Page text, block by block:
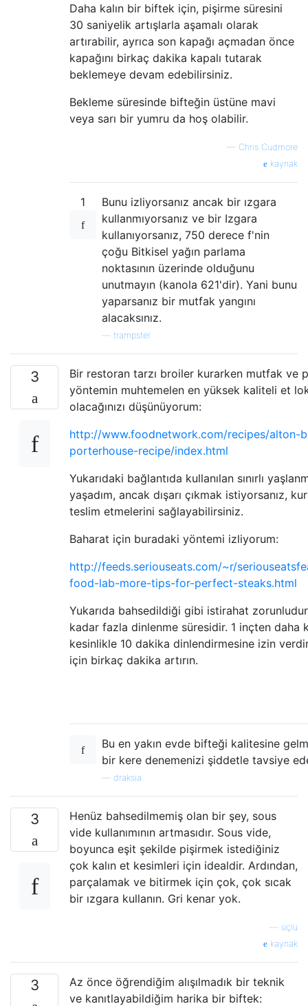
Daha kalın bir biftek için, pişirme süresini
30 saniyelik artışlarla aşamalı olarak
artırabilir, ayrıca son kapağı açmadan önce
kapağını birkaç dakika kapalı tutarak
beklemeye devam edebilirsiniz.
Bekleme süresinde bifteğin üstüne mavi
veya sarı bir yumru da hoş olabilir.
— Chris Cudmore
kaynak
1
Bunu izliyorsanız ancak bir ızgara
kullanmıyorsanız ve bir Izgara
kullanıyorsanız, 750 derece f'nin
çoğu Bitkisel yağın parlama
noktasının üzerinde olduğunu
unutmayın (kanola 621'dir). Yani bunu
yaparsanız bir mutfak yangını
alacaksınız.
trampster
3
Bir restoran tarzı broiler kurarken mutfak ve
yöntemin muhtemelen en yüksek kaliteli et
olacağınızı düşünüyorum:
http://www.foodnetwork.com/recipes/alton-
porterhouse-recipe/index.html
Yukarıdaki bağlantıda kullanılan sınırlı
yaşadım, ancak dışarı çıkmak istiyorsanız,
teslim etmelerini sağlayabilirsiniz.
Baharat için buradaki yöntemi izliyorum:
http://feeds.seriouseats.com/~r/
food-lab-more-tips-for-perfect-steaks.html
Yukarıda bahsedildiği gibi istirahat
kadar fazla dinlenme süresidir. 1 inçten daha
kesinlikle 10 dakika dinlendirmesine izin
için birkaç dakika artırın.
Bu en yakın evde bifteği kalitesine
bir kere denemenizi şiddetle tavsiye
draksia
3
Henüz bahsedilmemiş olan bir şey, sous
vide kullanımının artmasıdır. Sous vide,
boyunca eşit şekilde pişirmek istediğiniz
çok kalın et kesimleri için idealdir. Ardından,
parçalamak ve bitirmek için çok, çok sıcak
bir ızgara kullanın. Gri kenar yok.
üçlü
kaynak
3
Az önce öğrendiğim alışılmadık bir teknik
ve kanıtlayabildiğim harika bir biftek: